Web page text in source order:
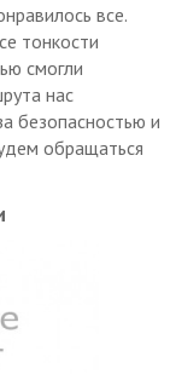
все.
тонкости
смогли
нас
безопасностью и
обращаться